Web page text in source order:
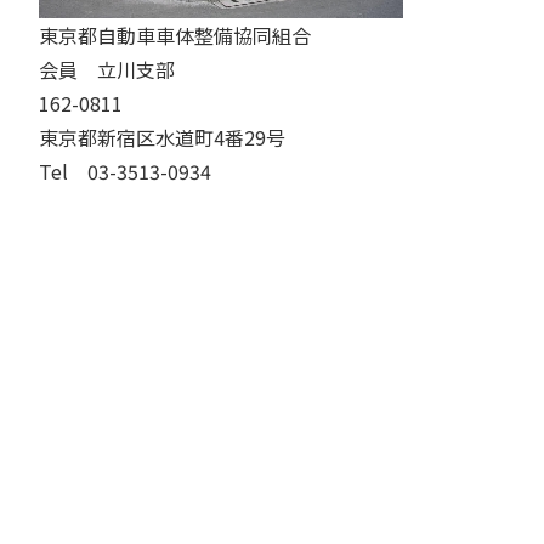
東京都自動車車体整備協同組合
会員 立川支部
162-0811
東京都新宿区水道町4番29号
Tel 03-3513-0934